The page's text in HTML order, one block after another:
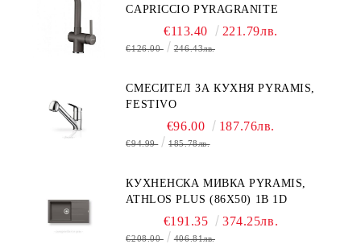
CAPRICCIO PYRAGRANITE
€113.40 221.79лв.
€126.00 246.43лв.
СМЕСИТЕЛ ЗА КУХНЯ PYRAMIS,
FESTIVO
€96.00 187.76лв.
€94.99 185.78лв.
КУХНЕНСКА МИВКА PYRAMIS,
ATHLOS PLUS (86X50) 1B 1D
€191.35 374.25лв.
€208.00 406.81лв.